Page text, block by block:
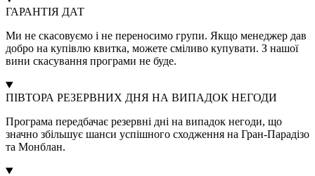
ГАРАНТІЯ ДАТ
Ми не скасовуємо і не переносимо групи. Якщо менеджер дав
добро на купівлю квитка, можете сміливо купувати. З нашої
вини скасування програми не буде.
ПІВТОРА РЕЗЕРВНИХ ДНЯ НА ВИПАДОК НЕГОДИ
Програма передбачає резервні дні на випадок негоди, що
значно збільшує шанси успішного сходження на Гран-Парадізо
та Монблан.